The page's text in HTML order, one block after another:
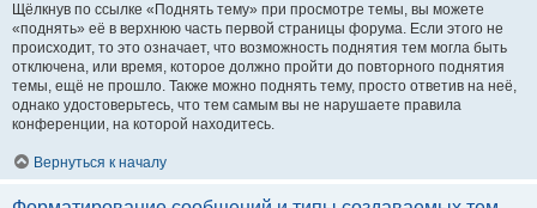
Щёлкнув по ссылке «Поднять тему» при просмотре темы, вы можете
«поднять» её в верхнюю часть первой страницы форума. Если этого не
происходит, то это означает, что возможность поднятия тем могла быть
отключена, или время, которое должно пройти до повторного поднятия
темы, ещё не прошло. Также можно поднять тему, просто ответив на неё,
однако удостоверьтесь, что тем самым вы не нарушаете правила
конференции, на которой находитесь.
Вернуться к началу